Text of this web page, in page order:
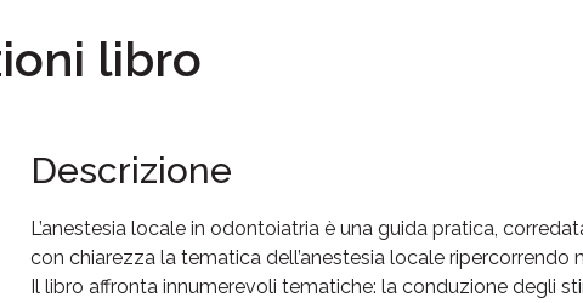
libro
Descrizione
L’anestesia locale in odontoiatria è una guida pratica,
con chiarezza la tematica dell’anestesia locale
Il libro affronta innumerevoli tematiche: la conduzione degli